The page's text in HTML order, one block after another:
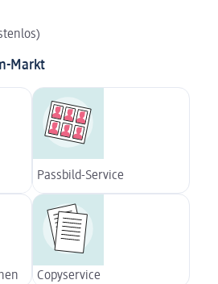
Markt
Passbild-Service
Copyservice